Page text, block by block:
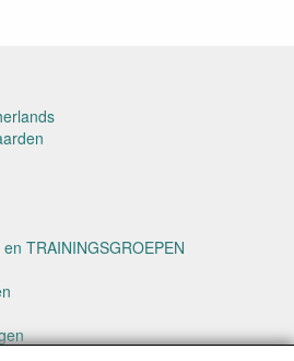
TRAININGSGROEPEN